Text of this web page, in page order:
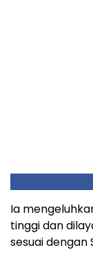
Ia
tinggi dan
sesuai dengan